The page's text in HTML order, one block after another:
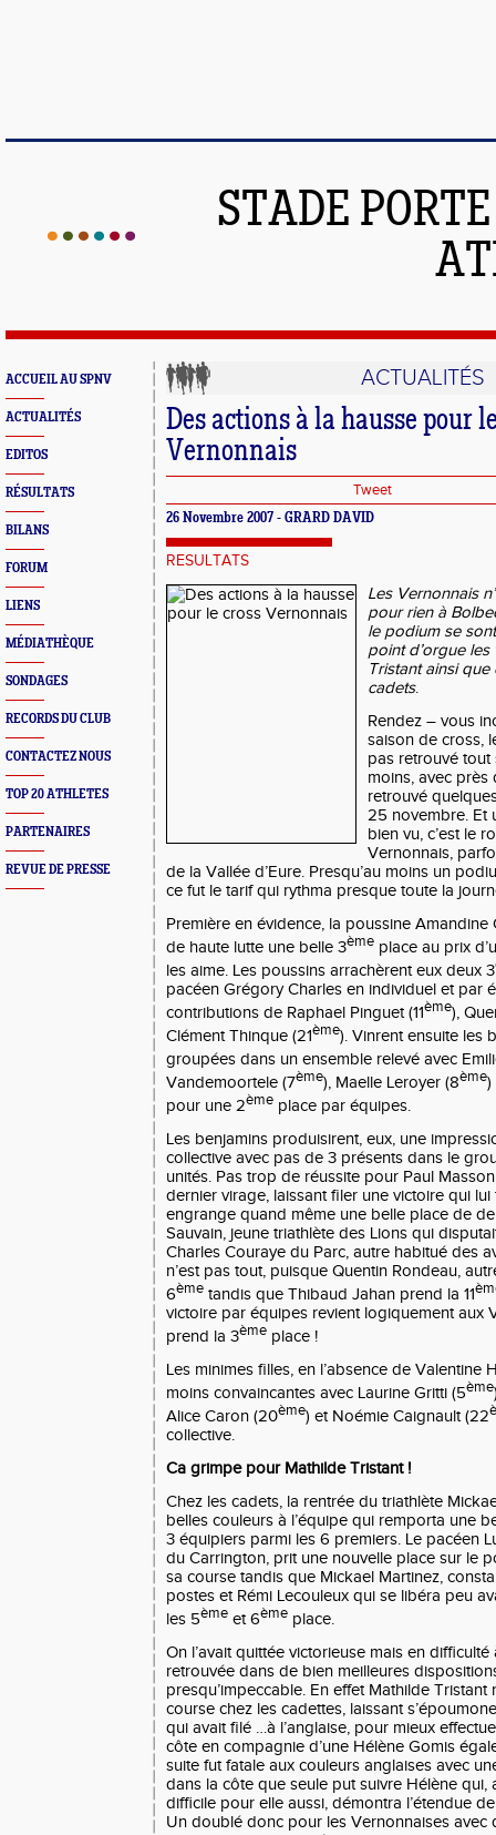
STADE
ACCUEIL AU SPNV
ACTUALITÉS
EDITOS
RÉSULTATS
BILANS
FORUM
LIENS
MÉDIATHÈQUE
SONDAGES
RECORDS DU CLUB
CONTACTEZ NOUS
TOP 20 ATHLETES
PARTENAIRES
REVUE DE PRESSE
ACTUALITÉS
Des actions à la hausse pour
Vernonnais
Tweet
26 Novembre 2007 - GRARD DAVID
RESULTATS
Les Vernonnais
pour rien à
le podium se
point d’orgue
Tristant ainsi
cadets.
Rendez – vous
saison de cross,
pas retrouvé tout
moins, avec
retrouvé
25 novembre. Et
bien vu, c’est le
Vernonnais,
de la Vallée d’Eure. Presqu’au moins un
ce fut le tarif qui rythma presque toute la
Première en évidence, la poussine Amandine
de haute lutte une belle 3ème place au prix
les aime. Les poussins arrachèrent eux deux 3
pacéen Grégory Charles en individuel et par
contributions de Raphael Pinguet (11ème),
Clément Thinque (21ème). Vinrent ensuite les
groupées dans un ensemble relevé avec
Vandemoortele (7ème), Maelle Leroyer (8ème)
pour une 2ème place par équipes.
Les benjamins produisirent, eux, une
collective avec pas de 3 présents dans le
unités. Pas trop de réussite pour Paul
dernier virage, laissant filer une victoire qui lui
engrange quand même une belle place de
Sauvain, jeune triathlète des Lions qui
Charles Couraye du Parc, autre habitué des
n’est pas tout, puisque Quentin Rondeau,
6ème tandis que Thibaud Jahan prend la 11
victoire par équipes revient logiquement aux
prend la 3ème place !
Les minimes filles, en l’absence de Valentine
moins convaincantes avec Laurine Gritti (5ème
Alice Caron (20ème) et Noémie Caignault (22
collective.
Ca grimpe pour Mathilde Tristant !
Chez les cadets, la rentrée du triathlète
belles couleurs à l’équipe qui remporta une
3 équipiers parmi les 6 premiers. Le pacéen
du Carrington, prit une nouvelle place sur le
sa course tandis que Mickael Martinez,
postes et Rémi Lecouleux qui se libéra peu
les 5ème et 6ème place.
On l’avait quittée victorieuse mais en difficulté
retrouvée dans de bien meilleures
presqu’impeccable. En effet Mathilde Tristant
course chez les cadettes, laissant
qui avait filé …à l’anglaise, pour mieux
côte en compagnie d’une Hélène Gomis
suite fut fatale aux couleurs anglaises avec
dans la côte que seule put suivre Hélène qui,
difficile pour elle aussi, démontra l’étendue
Un doublé donc pour les Vernonnaises avec